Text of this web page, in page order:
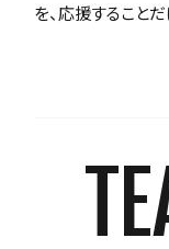
を、応援すること